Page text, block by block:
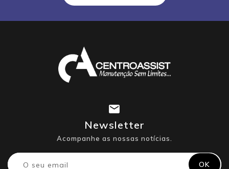
Newsletter
Acompanhe as nossas notícias.